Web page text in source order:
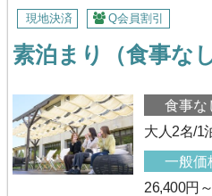
現地決済 Q会員割引
素泊まり（食事な
食事な
大人2名/1
一般価
26,400円